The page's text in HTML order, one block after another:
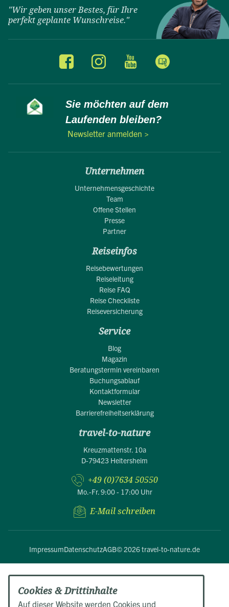
"Wir geben unser Bestes, für Ihre
perfekt geplante Wunschreise."
Sie möchten auf dem
Laufenden bleiben?
Newsletter anmelden >
Unternehmen
Unternehmensgeschichte
Team
Offene Stellen
Presse
Partner
Reiseinfos
Reisebewertungen
Reiseleitung
Reise FAQ
Reise Checkliste
Reiseversicherung
Service
Blog
Magazin
Beratungstermin vereinbaren
Buchungsablauf
Kontaktformular
Newsletter
Barrierefreiheitserklärung
travel-to-nature
Kreuzmattenstr. 10a
D-79423 Heitersheim
+49 (0)7634 50550
Mo.-Fr. 9:00 - 17:00 Uhr
E-Mail schreiben
ImpressumDatenschutzAGB© 2026 travel-to-nature.de
Cookies & Drittinhalte
Auf dieser Website werden Cookies und